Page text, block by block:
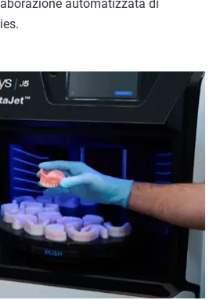
automatizzata di